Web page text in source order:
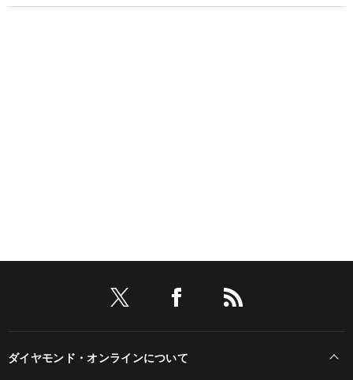
ダイヤモンド・オンラインについて